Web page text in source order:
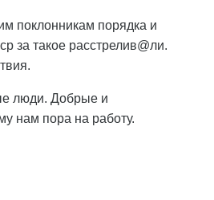
поклонникам порядка и
за такое расстрелив@ли.
люди. Добрые и
нам пора на работу.